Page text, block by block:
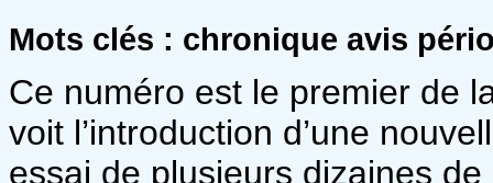
Mots clés : chronique avis
Ce numéro est le premier de
voit l’introduction d’une
essai de plusieurs dizaines